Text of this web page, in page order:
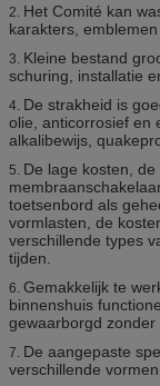
2. Het Comité kan
karakters,
3. Kleine bestand
schuring, installatie
4. De strakheid is
olie, anticorrosief en
alkalibewijs,
5. De lage kosten,
toetsenbord als
vormlasten, de
verschillende types
tijden.
6. Gemakkelijk te
binnenshuis
gewaarborgd zonder
7. De aangepaste
verschillende